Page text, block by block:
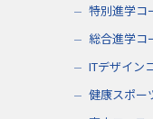
特別進学コ
総合進学コ
ITデザイン
健康スポー